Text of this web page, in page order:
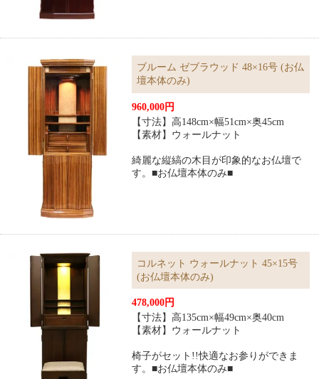
ブルーム ゼブラウッド 48×16号 (お仏
壇本体のみ)
960,000円
【寸法】高148cm×幅51cm×奥45cm
【素材】ウォールナット
綺麗な縦縞の木目が印象的なお仏壇で
す。■お仏壇本体のみ■
コルネット ウォールナット 45×15号
(お仏壇本体のみ)
478,000円
【寸法】高135cm×幅49cm×奥40cm
【素材】ウォールナット
椅子がセット!!快適なお参りができま
す。■お仏壇本体のみ■